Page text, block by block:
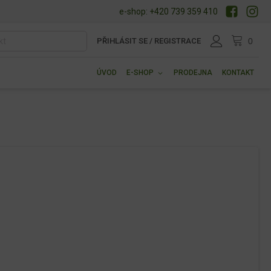
e-shop: +420 739 359 410
PŘIHLÁSIT SE / REGISTRACE
ÚVOD E-SHOP PRODEJNA KONTAKT